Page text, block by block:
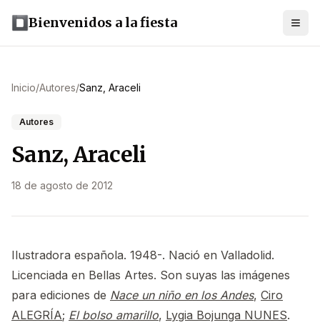
Bienvenidos a la fiesta
Inicio/Autores/Sanz, Araceli
Autores
Sanz, Araceli
18 de agosto de 2012
Ilustradora española. 1948-. Nació en Valladolid.
Licenciada en Bellas Artes. Son suyas las imágenes
para ediciones de Nace un niño en los Andes, Ciro
ALEGRÍA; El bolso amarillo, Lygia Bojunga NUNES.